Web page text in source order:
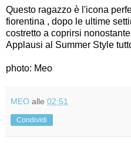
Questo ragazzo è l'icona
fiorentina , dopo le ultime
costretto a coprirsi
Applausi al Summer Style
photo: Meo
MEO alle 02:51
Condividi